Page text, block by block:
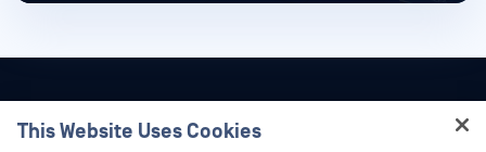
This Website Uses Cookies